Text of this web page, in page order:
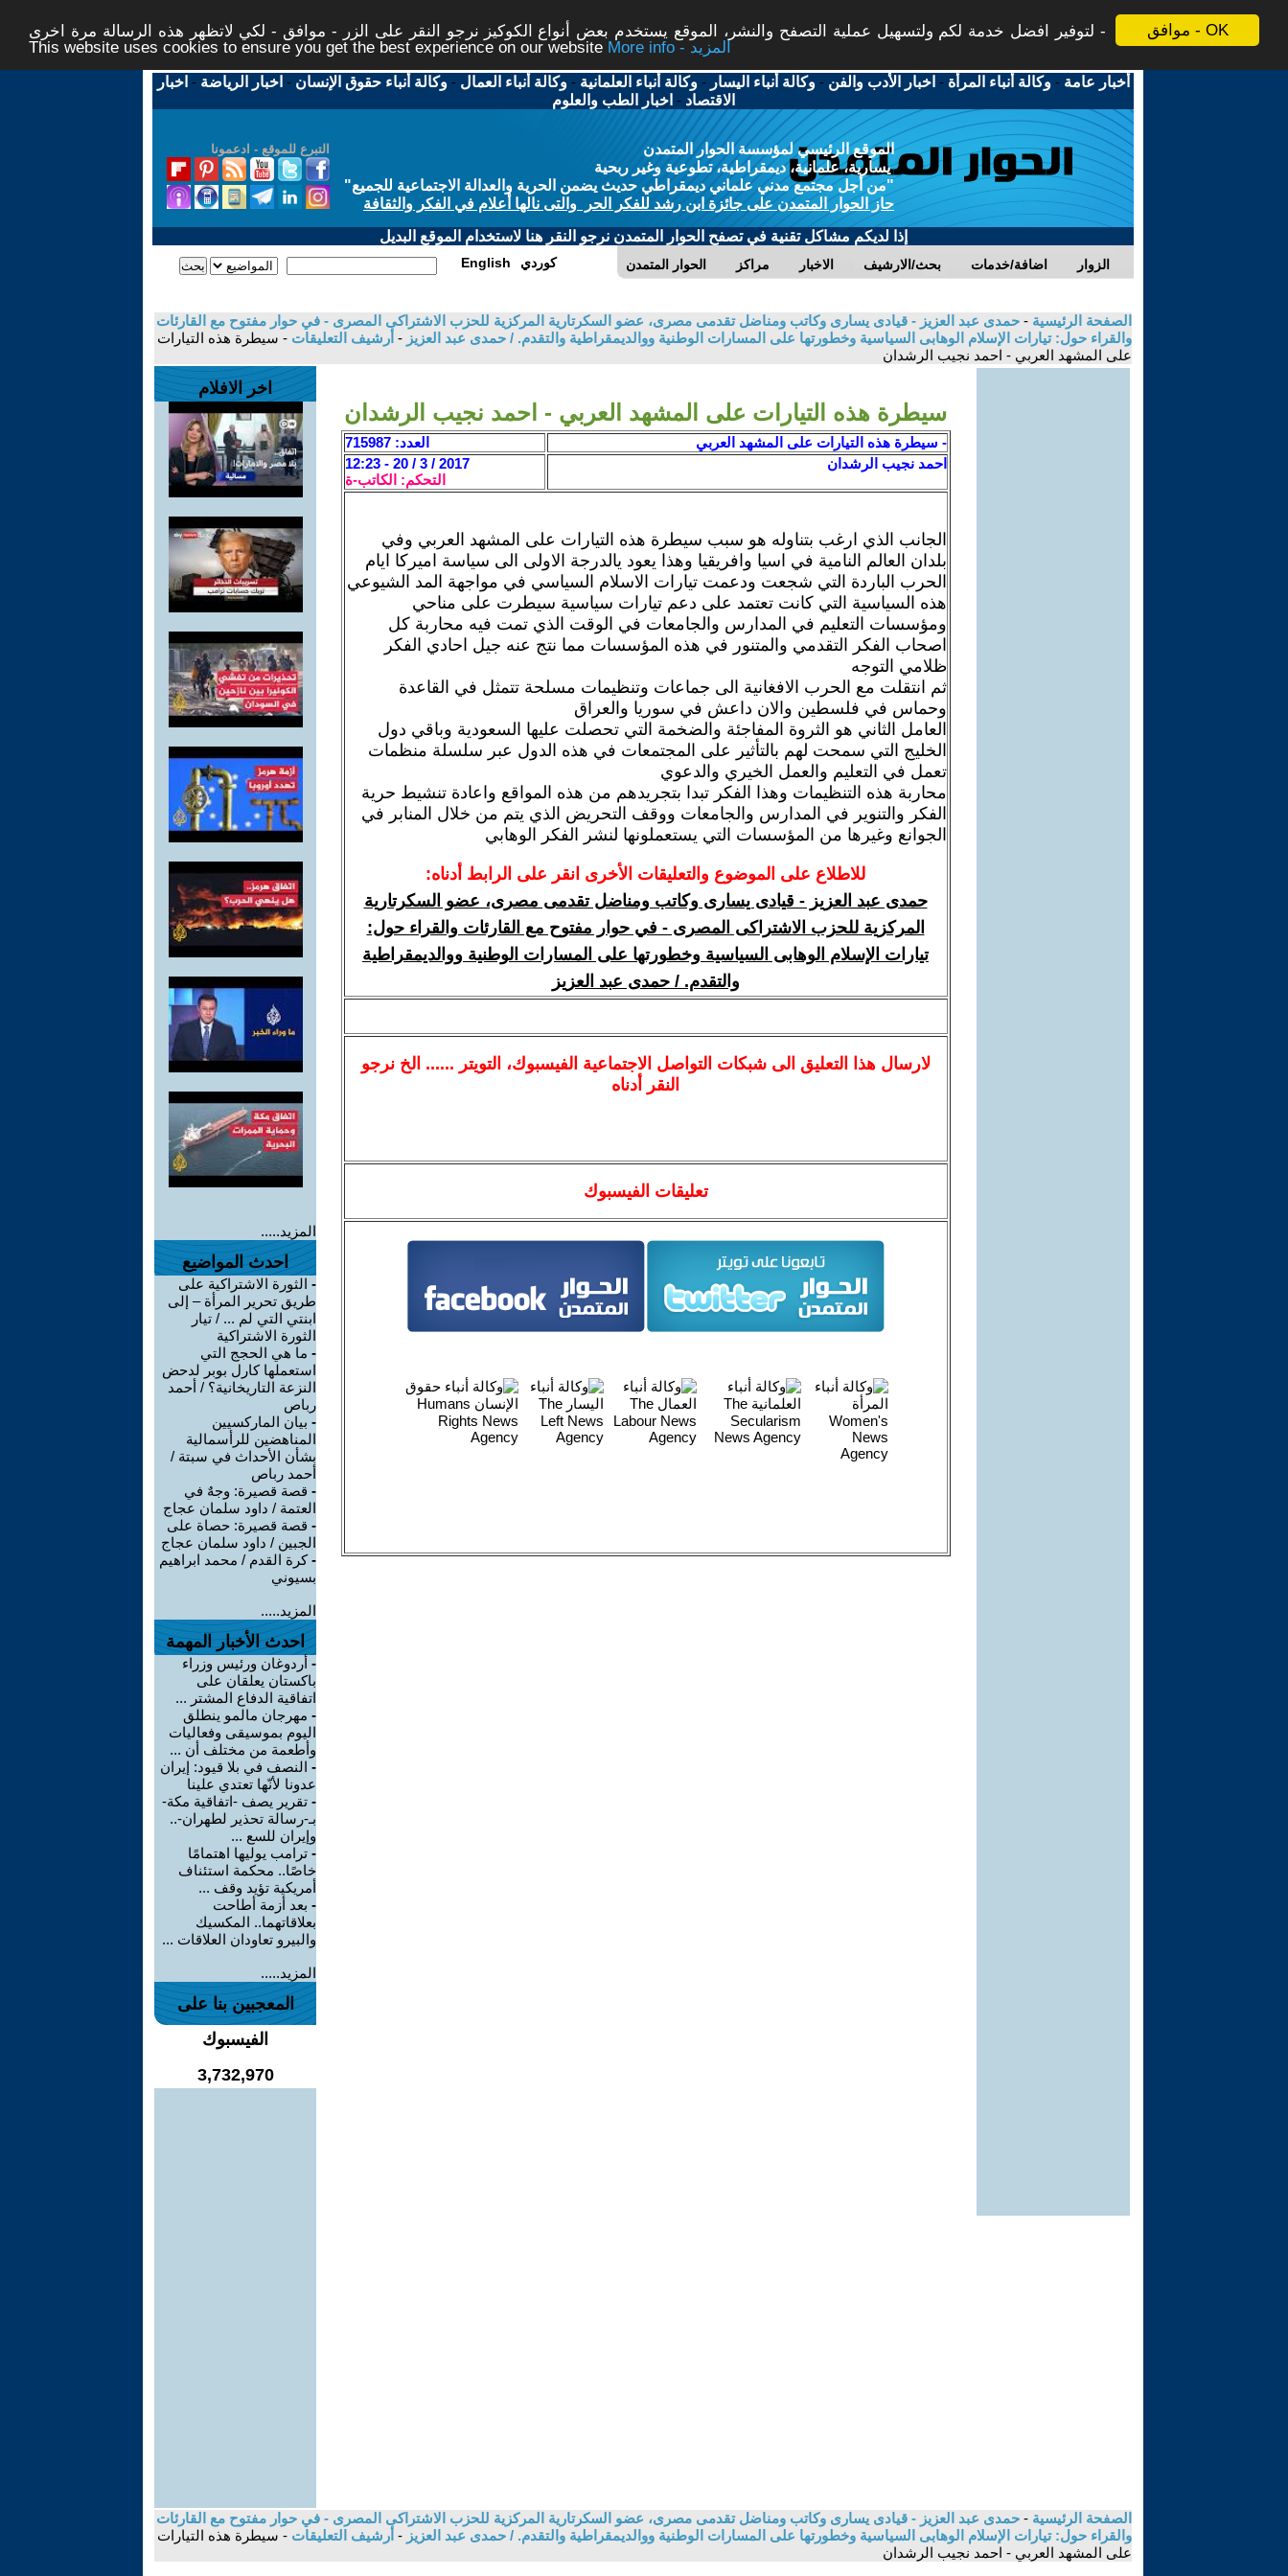
موافق - OK
لتوفير افضل خدمة لكم ولتسهيل عملية التصفح والنشر، الموقع يستخدم بعض أنواع الكوكيز نرجو النقر على الزر - موافق - لكي لاتظهر هذه الرسالة مرة اخرى -
This website uses cookies to ensure you get the best experience on our website
More info - المزيد
أخبار عامة -وكالة أنباء المرأة - اخبار الأدب والفن -وكالة أنباء اليسار -وكالة أنباء العلمانية -وكالة أنباء العمال -وكالة أنباء حقوق الإنسان - اخبار الرياضة - اخبار
الاقتصاد - اخبار الطب والعلوم
التبرع للموقع - ادعمونا
الموقع الرئيسي لمؤسسة الحوار المتمدن
يسارية، علمانية، ديمقراطية، تطوعية وغير ربحية
"من أجل مجتمع مدني علماني ديمقراطي حديث يضمن الحرية والعدالة الاجتماعية للجميع"
حاز الحوار المتمدن على جائزة ابن رشد للفكر الحر والتى نالها أعلام في الفكر والثقافة
إذا لديكم مشاكل تقنية في تصفح الحوار المتمدن نرجو النقر هنا لاستخدام الموقع البديل
الحوار المتمدن مراكز الاخبار بحث/الارشيف اضافة/خدمات الزوار English كوردي
الصفحة الرئيسية - حمدى عبد العزيز - قيادى يسارى وكاتب ومناضل تقدمى مصرى، عضو السكرتارية المركزية للحزب الاشتراكى المصرى - في حوار مفتوح مع القارئات
والقراء حول: تيارات الإسلام الوهابى السياسية وخطورتها على المسارات الوطنية ووالديمقراطية والتقدم. / حمدى عبد العزيز - أرشيف التعليقات - سيطرة هذه التيارات
على المشهد العربي - احمد نجيب الرشدان
سيطرة هذه التيارات على المشهد العربي - احمد نجيب الرشدان
- سيطرة هذه التيارات على المشهد العربي
العدد: 715987
احمد نجيب الرشدان
2017 / 3 / 20 - 12:23
التحكم: الكاتب-ة
الجانب الذي ارغب بتناوله هو سبب سيطرة هذه التيارات على المشهد العربي وفي
بلدان العالم النامية في اسيا وافريقيا وهذا يعود يالدرجة الاولى الى سياسة اميركا ايام
الحرب الباردة التي شجعت ودعمت تيارات الاسلام السياسي في مواجهة المد الشيوعي
هذه السياسية التي كانت تعتمد على دعم تيارات سياسية سيطرت على مناحي
ومؤسسات التعليم في المدارس والجامعات في الوقت الذي تمت فيه محاربة كل
اصحاب الفكر التقدمي والمتنور في هذه المؤسسات مما نتج عنه جيل احادي الفكر
ظلامي التوجه
ثم انتقلت مع الحرب الافغانية الى جماعات وتنظيمات مسلحة تتمثل في القاعدة
وحماس في فلسطين والان داعش في سوريا والعراق
العامل الثاني هو الثروة المفاجئة والضخمة التي تحصلت عليها السعودية وباقي دول
الخليج التي سمحت لهم بالتأثير على المجتمعات في هذه الدول عبر سلسلة منظمات
تعمل في التعليم والعمل الخيري والدعوي
محاربة هذه التنظيمات وهذا الفكر تبدا بتجريدهم من هذه المواقع واعادة تنشيط حرية
الفكر والتنوير في المدارس والجامعات ووقف التحريض الذي يتم من خلال المنابر في
الجوانع وغيرها من المؤسسات التي يستعملونها لنشر الفكر الوهابي
للاطلاع على الموضوع والتعليقات الأخرى انقر على الرابط أدناه:
حمدى عبد العزيز - قيادى يسارى وكاتب ومناضل تقدمى مصرى، عضو السكرتارية
المركزية للحزب الاشتراكى المصرى - في حوار مفتوح مع القارئات والقراء حول:
تيارات الإسلام الوهابى السياسية وخطورتها على المسارات الوطنية ووالديمقراطية
والتقدم. / حمدى عبد العزيز
لارسالهذا التعليق الى شبكات التواصل الاجتماعية الفيسبوك، التويتر ...... الخ نرجو
النقر أدناه
تعليقات الفيسبوك
اخر الافلام
المزيد.....
احدث المواضيع
- الثورة الاشتراكية على
طريق تحرير المرأة – إلى
ابنتي التي لم ... / تيار
الثورة الاشتراكية
- ما هي الحجج التي
استعملها كارل بوبر لدحض
النزعة التاريخانية؟ / أحمد
رباص
- بيان الماركسيين
المناهضين للرأسمالية
بشأن الأحداث في سبتة /
أحمد رباص
- قصة قصيرة: وجهٌ في
العتمة / داود سلمان عجاج
- قصة قصيرة: حصاة على
الجبين / داود سلمان عجاج
-كرة القدم / محمد ابراهيم
بسيوني
المزيد.....
احدث الأخبار المهمة
- أردوغان ورئيس وزراء
باكستان يعلقان على
اتفاقية الدفاع المشتر ...
- مهرجان مالمو ينطلق
اليوم بموسيقى وفعاليات
وأطعمة من مختلف أن ...
- النصف في بلا قيود: إيران
عدونا لأنّها تعتدي علينا
- تقرير يصف -اتفاقية مكة-
بـ-رسالة تحذير لطهران-..
وإيران للسع ...
- ترامب يوليها اهتمامًا
خاصًا.. محكمة استئناف
أمريكية تؤيد وقف ...
- بعد أزمة أطاحت
بعلاقاتهما.. المكسيك
والبيرو تعاودان العلاقات ...
المزيد.....
المعجبين بنا على
الفيسبوك
3,732,970
الصفحة الرئيسية - حمدى عبد العزيز - قيادى يسارى وكاتب ومناضل تقدمى مصرى، عضو السكرتارية المركزية للحزب الاشتراكى المصرى - في حوار مفتوح مع القارئات
والقراء حول: تيارات الإسلام الوهابى السياسية وخطورتها على المسارات الوطنية ووالديمقراطية والتقدم. / حمدى عبد العزيز - أرشيف التعليقات - سيطرة هذه التيارات
على المشهد العربي - احمد نجيب الرشدان